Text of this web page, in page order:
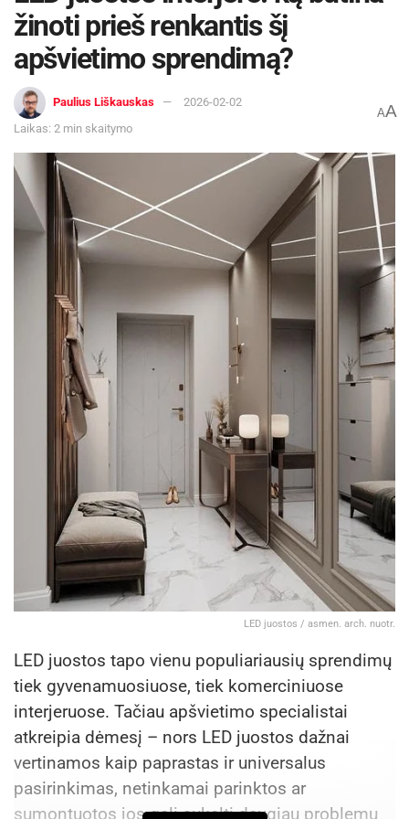
žinoti prieš renkantis šį
apšvietimo sprendimą?
Paulius Liškauskas
2026-02-02
Laikas: 2 min skaitymo
AA
LED juostos / asmen. arch. nuotr.
LED juostos tapo vienu populiariausių sprendimų
tiek gyvenamuosiuose, tiek komerciniuose
interjeruose. Tačiau apšvietimo specialistai
atkreipia dėmesį – nors LED juostos dažnai
vertinamos kaip paprastas ir universalus
pasirinkimas, netinkamai parinktos ar
sumontuotos jos gali sukelti daugiau problemų